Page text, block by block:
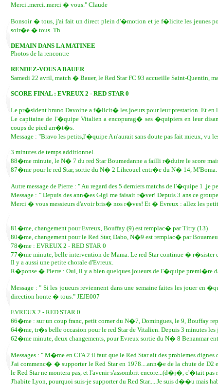
Merci..merci..merci � vous." Claude
Bonsoir � tous, j'ai fait un direct plein d'�motion et je f�licite les jeunes
soir�e � tous. Th
DEMAIN DANS LA MATINEE
Photos de la rencontre
RENDEZ-VOUS A BAUER
Samedi 22 avril, match � Bauer, le Red Star FC 93 accueille Saint-Quentin,
SCORE FINAL : EVREUX 2 - RED STAR 0
Le pr�sident bruno Davoine a f�licit� les joeurs pour leur prestation. Et en
Le capitaine de l'�quipe Vitalien a encopurag� ses �quipiers en leur
coups de pied arr�t�s.
Message : "Bravo les petits,l'�quipe A n'aurait sans doute pas fait mieux, vu
3 minutes de temps additionnel.
88�me minute, le N� 7 du red Star Boumedanne a failli r�duire le score
87�me pour le red Star, sortie du N� 2 Liheouel entr�e du N� 14, M'Boma.
Autre message de Pierre : " Au regard des 5 derniers matchs de l'�quipe 1
Message : " Depuis des ann�es Gigi me faisait r�ver! Depuis 3 ans ce
Merci � vous messieurs d'avoir bris� nos r�ves! Et � Evreux : allez les
81�me, changement pour Evreux, Bouffay (9) est remplac� par Titry (13)
80�me, changement pour le Red Star, Dabo, N�9 est remplac� par
78�me : EVREUX 2 - RED STAR 0
77�me minute, belle intervention de Mama. Le red Star continue � r�sister
Il y a aussi une petite chorale d'Evreux.
R�ponse � Pierre : Oui, il y a bien quelques joueurs de l'�quipe premi�re
Message : " Si les joueurs reviennent dans une semaine faites les jouer en
direction honte � tous." JEJE007
EVREUX 2 - RED STAR 0
66�me : sur un coup franc, petit corner du N�7, Domingues, le 9, Bouffay
64�me, tr�s belle occasion pour le red Star de Vitalien. Depuis 3 minutes les
62�me minute, deux changements, pour Evreux sortie du N� 8 Benanmar
Messages : " M�me en CFA 2 il faut que le Red Star ait des problemes dignes
J'ai commenc� � supporter le Red Star en 1978....ann�e de la chute de
le Red Star ne montera pas, et l'avenir s'assombrit encore...(d�j�, c'�tait pas
J'habite Lyon, pourquoi suis-je supporter du Red Star.....Je suis d��u mais